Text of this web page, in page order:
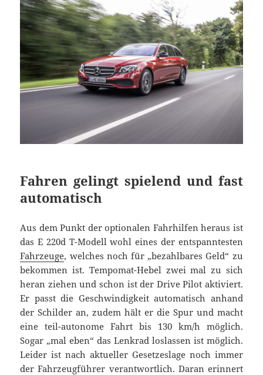
Fahren gelingt spielend und fast
automatisch
Aus dem Punkt der optionalen Fahrhilfen heraus ist
das E 220d T-Modell wohl eines der entspanntesten
Fahrzeuge, welches noch für „bezahlbares Geld“ zu
bekommen ist. Tempomat-Hebel zwei mal zu sich
heran ziehen und schon ist der Drive Pilot aktiviert.
Er passt die Geschwindigkeit automatisch anhand
der Schilder an, zudem hält er die Spur und macht
eine teil-autonome Fahrt bis 130 km/h möglich.
Sogar „mal eben“ das Lenkrad loslassen ist möglich.
Leider ist nach aktueller Gesetzeslage noch immer
der Fahrzeugführer verantwortlich. Daran erinnert